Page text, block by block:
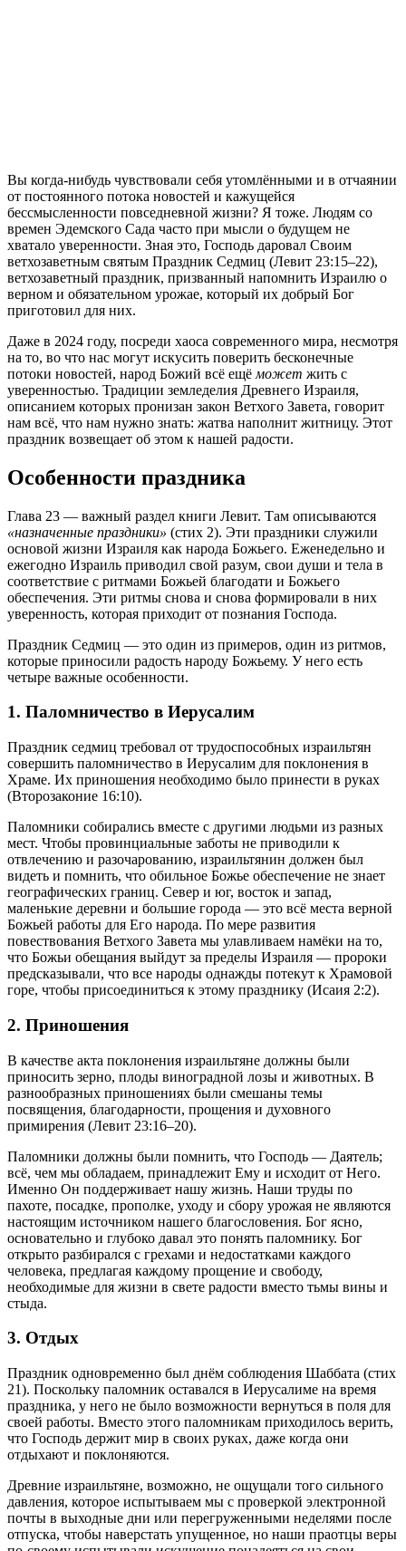
Вы когда-нибудь чувствовали себя утомлёнными и в отчаянии
от постоянного потока новостей и кажущейся
бессмысленности повседневной жизни? Я тоже. Людям со
времен Эдемского Сада часто при мысли о будущем не
хватало уверенности. Зная это, Господь даровал Своим
ветхозаветным святым Праздник Седмиц (Левит 23:15–22),
ветхозаветный праздник, призванный напомнить Израилю о
верном и обязательном урожае, который их добрый Бог
приготовил для них.
Даже в 2024 году, посреди хаоса современного мира, несмотря
на то, во что нас могут искусить поверить бесконечные
потоки новостей, народ Божий всё ещё может жить с
уверенностью. Традиции земледелия Древнего Израиля,
описанием которых пронизан закон Ветхого Завета, говорит
нам всё, что нам нужно знать: жатва наполнит житницу. Этот
праздник возвещает об этом к нашей радости.
Особенности праздника
Глава 23 — важный раздел книги Левит. Там описываются
«назначенные праздники» (стих 2). Эти праздники служили
основой жизни Израиля как народа Божьего. Еженедельно и
ежегодно Израиль приводил свой разум, свои души и тела в
соответствие с ритмами Божьей благодати и Божьего
обеспечения. Эти ритмы снова и снова формировали в них
уверенность, которая приходит от познания Господа.
Праздник Седмиц — это один из примеров, один из ритмов,
которые приносили радость народу Божьему. У него есть
четыре важные особенности.
1. Паломничество в Иерусалим
Праздник седмиц требовал от трудоспособных израильтян
совершить паломничество в Иерусалим для поклонения в
Храме. Их приношения необходимо было принести в руках
(Второзаконие 16:10).
Паломники собирались вместе с другими людьми из разных
мест. Чтобы провинциальные заботы не приводили к
отвлечению и разочарованию, израильтянин должен был
видеть и помнить, что обильное Божье обеспечение не знает
географических границ. Север и юг, восток и запад,
маленькие деревни и большие города — это всё места верной
Божьей работы для Его народа. По мере развития
повествования Ветхого Завета мы улавливаем намёки на то,
что Божьи обещания выйдут за пределы Израиля — пророки
предсказывали, что все народы однажды потекут к Храмовой
горе, чтобы присоединиться к этому празднику (Исаия 2:2).
2. Приношения
В качестве акта поклонения израильтяне должны были
приносить зерно, плоды виноградной лозы и животных. В
разнообразных приношениях были смешаны темы
посвящения, благодарности, прощения и духовного
примирения (Левит 23:16–20).
Паломники должны были помнить, что Господь — Даятель;
всё, чем мы обладаем, принадлежит Ему и исходит от Него.
Именно Он поддерживает нашу жизнь. Наши труды по
пахоте, посадке, прополке, уходу и сбору урожая не являются
настоящим источником нашего благословения. Бог ясно,
основательно и глубоко давал это понять паломнику. Бог
открыто разбирался с грехами и недостатками каждого
человека, предлагая каждому прощение и свободу,
необходимые для жизни в свете радости вместо тьмы вины и
стыда.
3. Отдых
Праздник одновременно был днём ​​соблюдения Шаббата (стих
21). Поскольку паломник оставался в Иерусалиме на время
праздника, у него не было возможности вернуться в поля для
своей работы. Вместо этого паломникам приходилось верить,
что Господь держит мир в своих руках, даже когда они
отдыхают и поклоняются.
Древние израильтяне, возможно, не ощущали того сильного
давления, которое испытываем мы с проверкой электронной
почты в выходные дни или перегруженными неделями после
отпуска, чтобы наверстать упущенное, но наши праотцы веры